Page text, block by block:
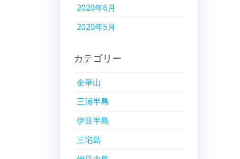
2020年6月
2020年5月
カテゴリー
金華山
三浦半島
伊豆半島
三宅島